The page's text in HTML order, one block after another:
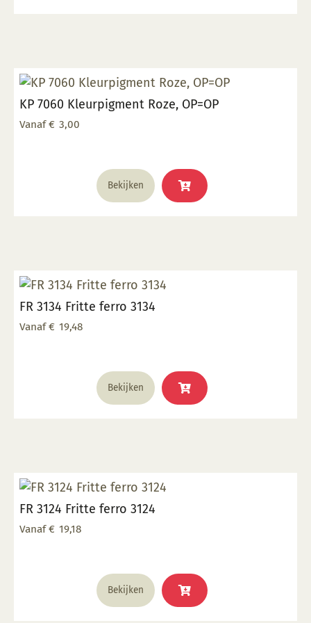
KP 7060 Kleurpigment Roze, OP=OP
Vanaf € 3,00
Bekijken
Dit
product
kan
gekozen
productpagina
FR 3134 Fritte ferro 3134
Vanaf € 19,48
Bekijken
Dit
product
heeft
kan
gekozen
productpagina
FR 3124 Fritte ferro 3124
Vanaf € 19,18
Bekijken
Dit
product
heeft